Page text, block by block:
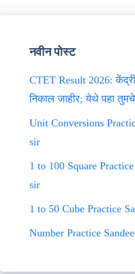
नवीन पोस्ट
CTET Result 2026:
निकाल जाहीर; येथे पहा तुमचे
Unit Conversions
sir
1 to 100 Square
sir
1 to 50 Cube Practice
Number Practice